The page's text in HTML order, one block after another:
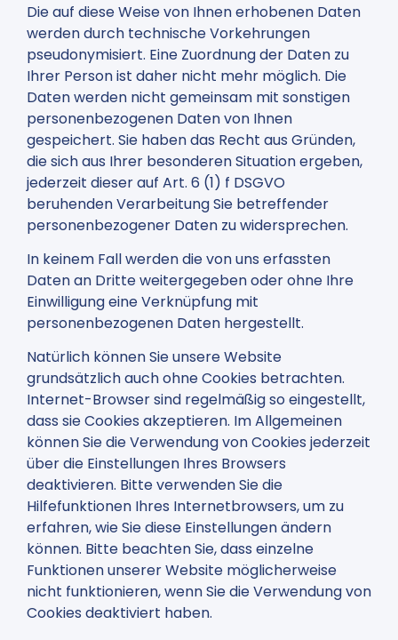
Die auf diese Weise von Ihnen erhobenen Daten
werden durch technische Vorkehrungen
pseudonymisiert. Eine Zuordnung der Daten zu
Ihrer Person ist daher nicht mehr möglich. Die
Daten werden nicht gemeinsam mit sonstigen
personenbezogenen Daten von Ihnen
gespeichert. Sie haben das Recht aus Gründen,
die sich aus Ihrer besonderen Situation ergeben,
jederzeit dieser auf Art. 6 (1) f DSGVO
beruhenden Verarbeitung Sie betreffender
personenbezogener Daten zu widersprechen.
In keinem Fall werden die von uns erfassten
Daten an Dritte weitergegeben oder ohne Ihre
Einwilligung eine Verknüpfung mit
personenbezogenen Daten hergestellt.
Natürlich können Sie unsere Website
grundsätzlich auch ohne Cookies betrachten.
Internet-Browser sind regelmäßig so eingestellt,
dass sie Cookies akzeptieren. Im Allgemeinen
können Sie die Verwendung von Cookies jederzeit
über die Einstellungen Ihres Browsers
deaktivieren. Bitte verwenden Sie die
Hilfefunktionen Ihres Internetbrowsers, um zu
erfahren, wie Sie diese Einstellungen ändern
können. Bitte beachten Sie, dass einzelne
Funktionen unserer Website möglicherweise
nicht funktionieren, wenn Sie die Verwendung von
Cookies deaktiviert haben.